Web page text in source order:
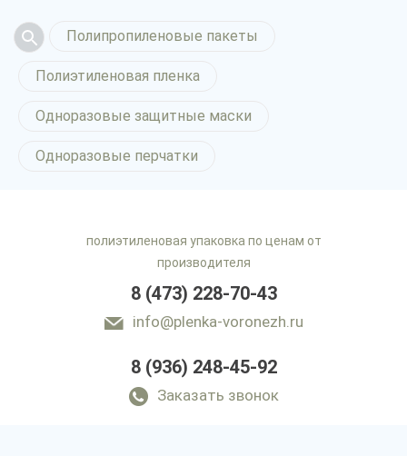
Полипропиленовые пакеты
Полиэтиленовая пленка
Одноразовые защитные маски
Одноразовые перчатки
полиэтиленовая упаковка по ценам от
производителя
8 (473) 228-70-43
info@plenka-voronezh.ru
8 (936) 248-45-92
Заказать звонок